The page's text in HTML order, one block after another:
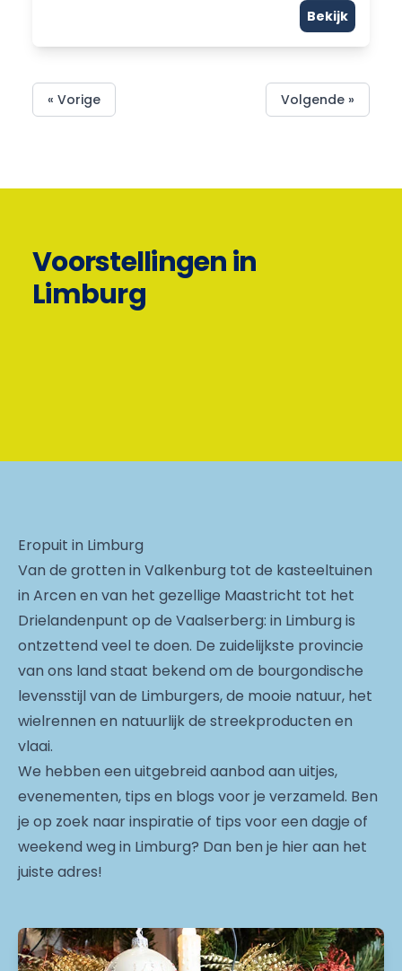
Bekijk
« Vorige Volgende »
Voorstellingen in
Limburg
Eropuit in Limburg
Van de grotten in Valkenburg tot de kasteeltuinen
in Arcen en van het gezellige Maastricht tot het
Drielandenpunt op de Vaalserberg: in Limburg is
ontzettend veel te doen. De zuidelijkste provincie
van ons land staat bekend om de bourgondische
levensstijl van de Limburgers, de mooie natuur, het
wielrennen en natuurlijk de streekproducten en
vlaai.
We hebben een uitgebreid aanbod aan uitjes,
evenementen, tips en blogs voor je verzameld. Ben
je op zoek naar inspiratie of tips voor een dagje of
weekend weg in Limburg? Dan ben je hier aan het
juiste adres!